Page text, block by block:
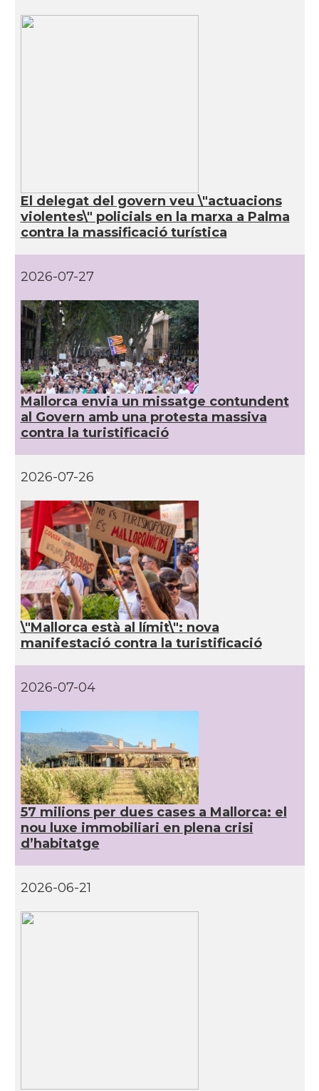
El delegat del govern veu \"actuacions
violentes\" policials en la marxa a Palma
contra la massificació turística
2026-07-27
Mallorca envia un missatge contundent
al Govern amb una protesta massiva
contra la turistificació
2026-07-26
\"Mallorca està al límit\": nova
manifestació contra la turistificació
2026-07-04
57 milions per dues cases a Mallorca: el
nou luxe immobiliari en plena crisi
d’habitatge
2026-06-21